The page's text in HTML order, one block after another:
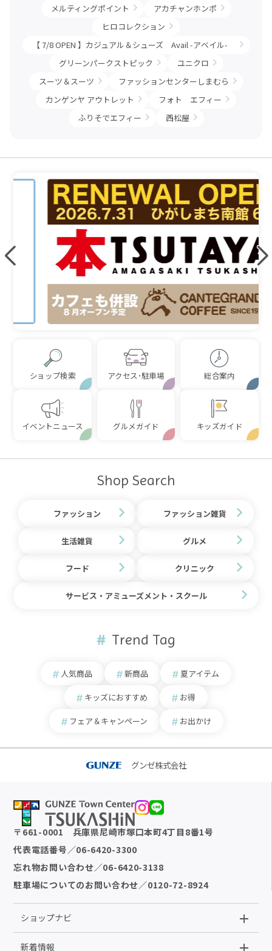
メルティングポイント
アカチャンホンポ
ヒロコレクション
【 7/8 OPEN 】カジュアル＆シューズ Avail -アベイル-
グリーンパークストピック
ユニクロ
スーツ＆スーツ
ファッションセンターしまむら
カンゲンヤ アウトレット
フォト エフィー
ふりそでエフィー
西松屋
ショップ検索 アクセス･駐車場 総合案内
イベントニュース グルメガイド キッズガイド
Shop Search
ファッション ファッション雑貨
生活雑貨 グルメ
フード クリニック
サービス・アミューズメント・スクール
Trend Tag
人気商品 新商品 夏アイテム
キッズにおすすめ お得
フェア＆キャンペーン お出かけ
グンゼ株式会社
〒 661-0001
兵庫県尼崎市塚口本町4丁目8番1号
代表電話番号／06-6420-3300
忘れ物お問い合わせ／06-6420-3138
駐車場についてのお問い合わせ／0120-72-8924
ショップナビ
新着情報